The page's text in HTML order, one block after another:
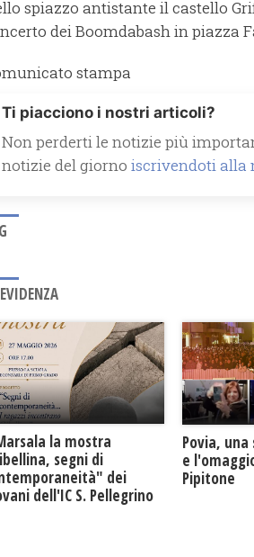
spiazzo antistante il castello
dei Boomdabash in piazza
stampa
Ti piacciono i nostri articoli?
Non perderti le notizie più
notizie del giorno iscrivendoti alla
la mostra
segni di
dei
dell'IC S. Pellegrino
Povia,
e
Pipitone